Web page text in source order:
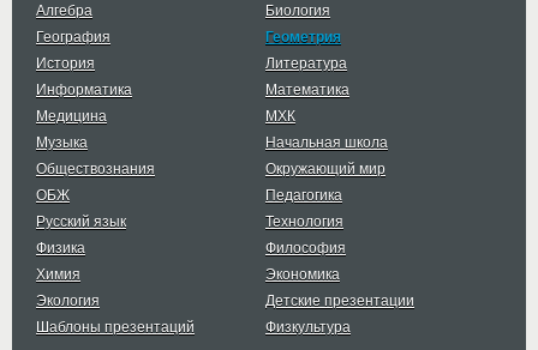
Алгебра
Биология
География
Геометрия
История
Литература
Информатика
Математика
Медицина
МХК
Музыка
Начальная школа
Обществознания
Окружающий мир
ОБЖ
Педагогика
Русский язык
Технология
Физика
Философия
Химия
Экономика
Экология
Детские презентации
Шаблоны презентаций
Физкультура